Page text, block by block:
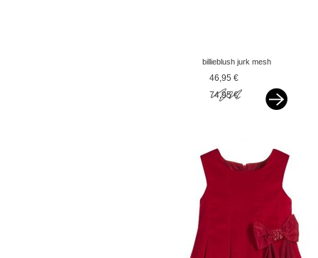
billieblush jurk mesh
roze v
46,95 €
74,95 €